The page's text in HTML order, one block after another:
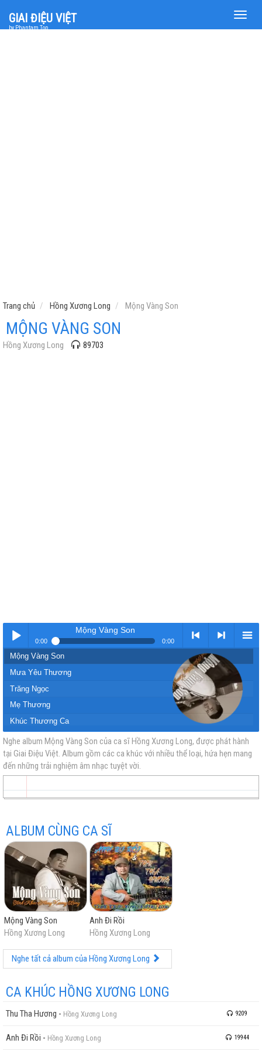
Toggle
GIAI ĐIỆU VIỆT
by Phantam Top
Trang chủ Hồng Xương Long Mộng Vàng Son
MỘNG VÀNG SON
Hồng Xương Long 89703
Nhạc
vàng
trữ
tình
Mộng Vàng Son
0:00 0:00
< Kho
nhạc
>
Nhạc
Kho
nhạc
Mộng Vàng Son
Mưa Yêu Thương
Trăng Ngọc
Mẹ Thương
Khúc Thương Ca
Ba Thương
Trăng Ngọc
Hưng Yên Quê Tôi
Nghe album Mộng Vàng Son của ca sĩ Hồng Xương Long, được phát hành
tại Giai Điệu Việt. Album gồm các ca khúc với nhiều thể loại, hứa hẹn mang
đến những trải nghiệm âm nhạc tuyệt vời.
ALBUM CÙNG CA SĨ
Mộng Vàng Son
Hồng Xương Long
Anh Đi Rồi
Hồng Xương Long
Nghe tất cả album của Hồng Xương Long
CA KHÚC HỒNG XƯƠNG LONG
Thu Tha Hương - Hồng Xương Long 9209
Anh Đi Rồi - Hồng Xương Long 19944